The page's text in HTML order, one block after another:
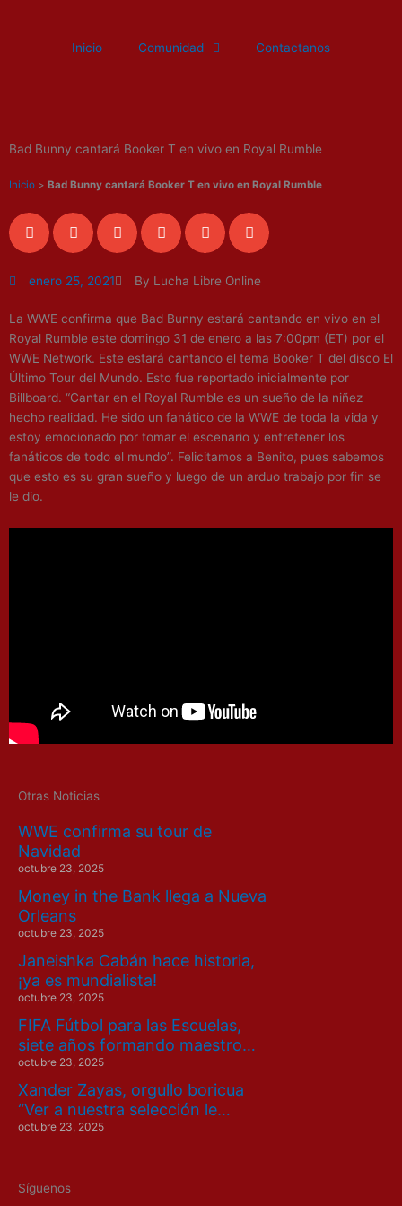
Inicio Comunidad Contactanos
Bad Bunny cantará Booker T en vivo en Royal Rumble
Inicio > Bad Bunny cantará Booker T en vivo en Royal Rumble
enero 25, 2021 By Lucha Libre Online
La WWE confirma que Bad Bunny estará cantando en vivo en el
Royal Rumble este domingo 31 de enero a las 7:00pm (ET) por el
WWE Network. Este estará cantando el tema Booker T del disco El
Último Tour del Mundo. Esto fue reportado inicialmente por
Billboard. “Cantar en el Royal Rumble es un sueño de la niñez
hecho realidad. He sido un fanático de la WWE de toda la vida y
estoy emocionado por tomar el escenario y entretener los
fanáticos de todo el mundo”. Felicitamos a Benito, pues sabemos
que esto es su gran sueño y luego de un arduo trabajo por fin se
le dio.
Otras Noticias
WWE confirma su tour de
Navidad
octubre 23, 2025
Money in the Bank llega a Nueva
Orleans
octubre 23, 2025
Janeishka Cabán hace historia,
¡ya es mundialista!
octubre 23, 2025
FIFA Fútbol para las Escuelas,
siete años formando maestro…
octubre 23, 2025
Xander Zayas, orgullo boricua
“Ver a nuestra selección le…
octubre 23, 2025
Síguenos